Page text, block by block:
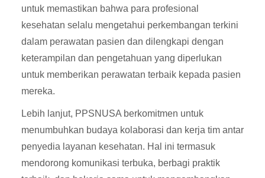
untuk memastikan bahwa para profesional
kesehatan selalu mengetahui perkembangan terkini
dalam perawatan pasien dan dilengkapi dengan
keterampilan dan pengetahuan yang diperlukan
untuk memberikan perawatan terbaik kepada pasien
mereka.
Lebih lanjut, PPSNUSA berkomitmen untuk
menumbuhkan budaya kolaborasi dan kerja tim antar
penyedia layanan kesehatan. Hal ini termasuk
mendorong komunikasi terbuka, berbagi praktik